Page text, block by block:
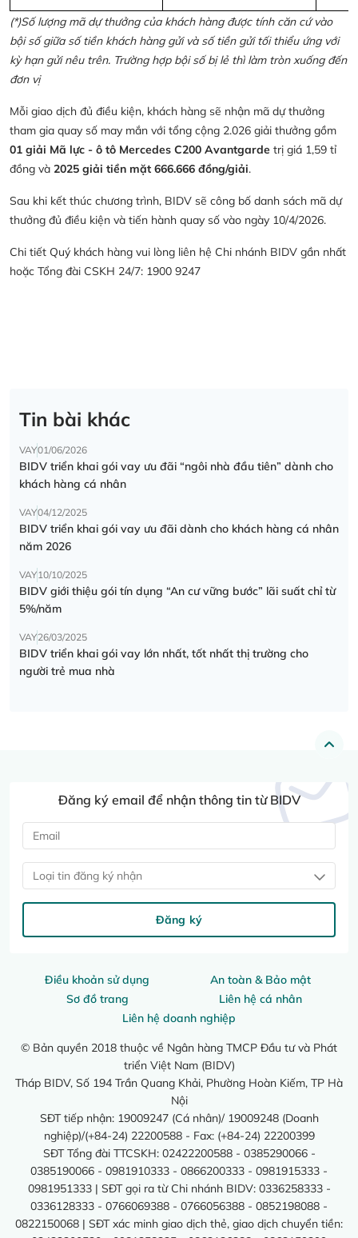
(*)Số lượng mã dự thưởng của khách hàng được tính căn cứ vào
bội số giữa số tiền khách hàng gửi và số tiền gửi tối thiểu ứng với
kỳ hạn gửi nêu trên. Trường hợp bội số bị lẻ thì làm tròn xuống đến
đơn vị
Mỗi giao dịch đủ điều kiện, khách hàng sẽ nhận mã dự thưởng
tham gia quay số may mắn với tổng cộng 2.026 giải thưởng gồm
01 giải Mã lực - ô tô Mercedes C200 Avantgarde trị giá 1,59 tỉ
đồng và 2025 giải tiền mặt 666.666 đồng/giải.
Sau khi kết thúc chương trình, BIDV sẽ công bố danh sách mã dự
thưởng đủ điều kiện và tiến hành quay số vào ngày 10/4/2026.
Chi tiết Quý khách hàng vui lòng liên hệ Chi nhánh BIDV gần nhất
hoặc Tổng đài CSKH 24/7: 1900 9247
Tin bài khác
VAY01/06/2026
BIDV triển khai gói vay ưu đãi “ngôi nhà đầu tiên” dành cho
khách hàng cá nhân
VAY04/12/2025
BIDV triển khai gói vay ưu đãi dành cho khách hàng cá nhân
năm 2026
VAY10/10/2025
BIDV giới thiệu gói tín dụng “An cư vững bước” lãi suất chỉ từ
5%/năm
VAY26/03/2025
BIDV triển khai gói vay lớn nhất, tốt nhất thị trường cho
người trẻ mua nhà
Điều khoản sử dụng
An toàn & Bảo mật
Sơ đồ trang
Liên hệ cá nhân
Liên hệ doanh nghiệp
© Bản quyền 2018 thuộc về Ngân hàng TMCP Đầu tư và Phát
triển Việt Nam (BIDV)
Tháp BIDV, Số 194 Trần Quang Khải, Phường Hoàn Kiếm, TP Hà
Nội
SĐT tiếp nhận: 19009247 (Cá nhân)/ 19009248 (Doanh
nghiệp)/(+84-24) 22200588 - Fax: (+84-24) 22200399
SĐT Tổng đài TTCSKH: 02422200588 - 0385290066 -
0385190066 - 0981910333 - 0866200333 - 0981915333 -
0981951333 | SĐT gọi ra từ Chi nhánh BIDV: 0336258333 -
0336128333 - 0766069388 - 0766056388 - 0852198088 -
0822150068 | SĐT xác minh giao dịch thẻ, giao dịch chuyển tiền:
Đăng ký email để nhận thông tin từ BIDV
Loại tin đăng ký nhận
Đăng ký